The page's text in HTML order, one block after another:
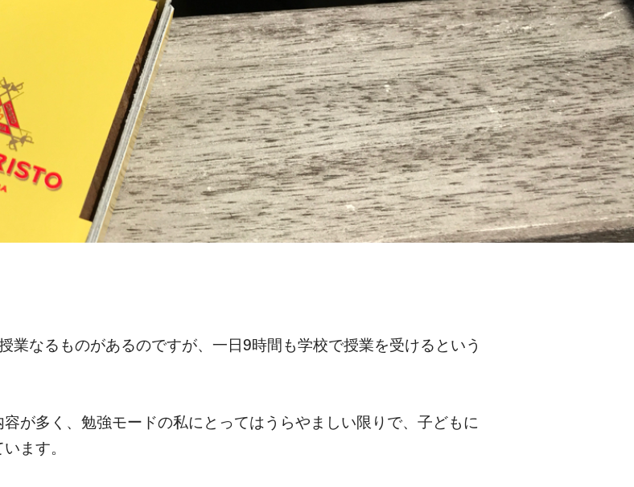
業なるものがあるのですが、一日9時間も学校で授業を受けるという
が多く、勉強モードの私にとってはうらやましい限りで、子どもに
ます。